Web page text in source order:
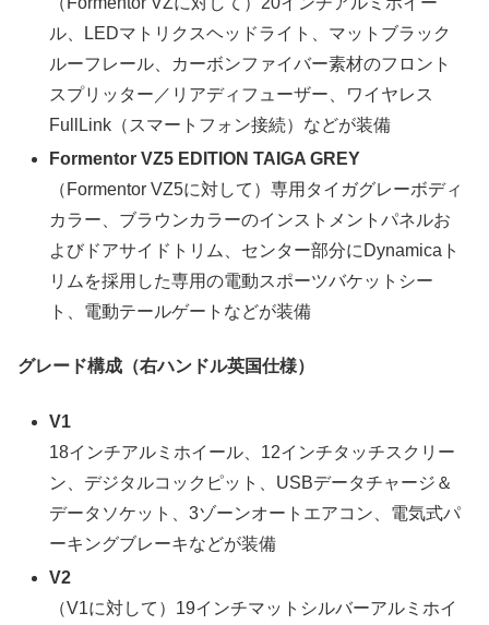
ル、LEDマトリクスヘッドライト、マットブラック
ルーフレール、カーボンファイバー素材のフロント
スプリッター／リアディフューザー、ワイヤレス
FullLink（スマートフォン接続）などが装備
Formentor VZ5 EDITION TAIGA GREY
（Formentor VZ5に対して）専用タイガグレーボディ
カラー、ブラウンカラーのインストメントパネルお
よびドアサイドトリム、センター部分にDynamicaト
リムを採用した専用の電動スポーツバケットシー
ト、電動テールゲートなどが装備
グレード構成（右ハンドル英国仕様）
V1
18インチアルミホイール、12インチタッチスクリー
ン、デジタルコックピット、USBデータチャージ＆
データソケット、3ゾーンオートエアコン、電気式パ
ーキングブレーキなどが装備
V2
（V1に対して）19インチマットシルバーアルミホイ